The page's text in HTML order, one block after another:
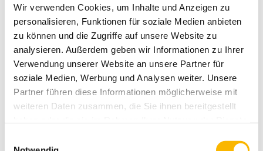
Wir verwenden Cookies, um Inhalte und Anzeigen zu
personalisieren, Funktionen für soziale Medien anbieten
zu können und die Zugriffe auf unsere Website zu
analysieren. Außerdem geben wir Informationen zu Ihrer
Verwendung unserer Website an unsere Partner für
soziale Medien, Werbung und Analysen weiter. Unsere
Partner führen diese Informationen möglicherweise mit
weiteren Daten zusammen, die Sie ihnen bereitgestellt
natürlichen oder juristischen Person oder aus Gründen eines
wichtigen öffentlichen Interesses der Europäischen Union oder
SSL- bzw. TLS-Verschlüsselung
Diese Seite nutzt aus Sicherheitsgründen und zum Schutz der
Übertragung vertraulicher Inhalte, wie zum Beispiel
Bestellungen oder Anfragen, die Sie an uns als Seitenbetreiber
Adresszeile des Browsers von „http://“ auf „https://“ wechselt